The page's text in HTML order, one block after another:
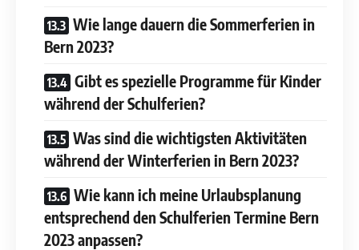
Wie lange dauern die Sommerferien in
Bern 2023?
Gibt es spezielle Programme für Kinder
während der Schulferien?
Was sind die wichtigsten Aktivitäten
während der Winterferien in Bern 2023?
Wie kann ich meine Urlaubsplanung
entsprechend den Schulferien Termine Bern
2023 anpassen?